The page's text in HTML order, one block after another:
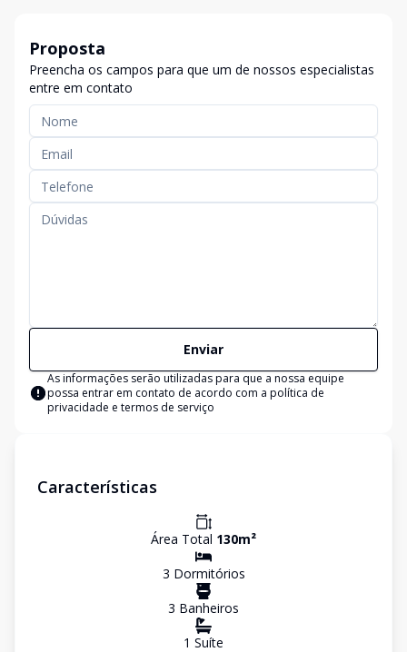
Proposta
Preencha os campos para que um de nossos especialistas
entre em contato
Enviar
As informações serão utilizadas para que a nossa equipe
possa entrar em contato de acordo com a política de
privacidade e termos de serviço
Características
Área Total 130m²
3 Dormitórios
3 Banheiros
1 Suíte